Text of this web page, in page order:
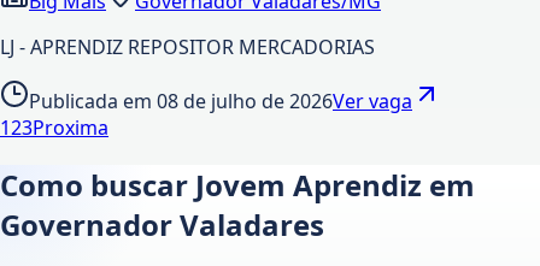
LJ - APRENDIZ REPOSITOR MERCADORIAS
Publicada em 08 de julho de 2026Ver vaga
123Proxima
Como buscar Jovem Aprendiz em
Governador Valadares